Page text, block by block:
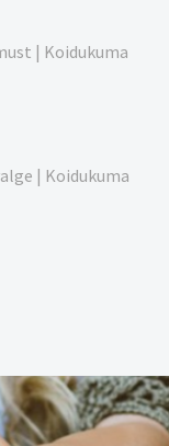
| Koidukuma
| Koidukuma